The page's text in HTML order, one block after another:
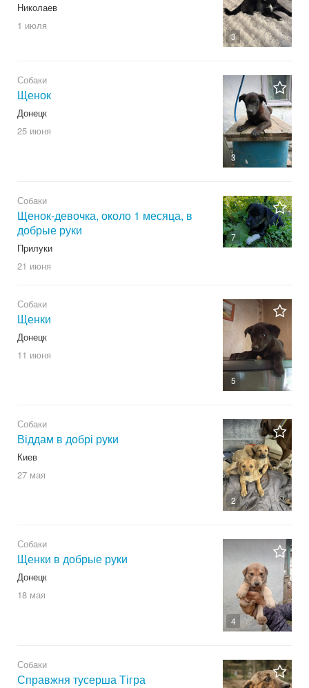
3
Николаев
1 июля
3
Собаки
Щенок
Донецк
25 июня
7
Собаки
Щенок-девочка, около 1 месяца, в
добрые руки
Прилуки
21 июня
5
Собаки
Щенки
Донецк
11 июня
2
Собаки
Віддам в добрі руки
Киев
27 мая
4
Собаки
Щенки в добрые руки
Донецк
18 мая
Собаки
Справжня тусерша Тігра